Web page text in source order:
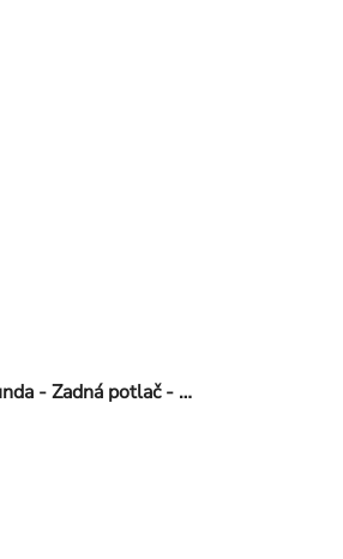
Tepláková bunda - Zadná potlač - Tmavosivá